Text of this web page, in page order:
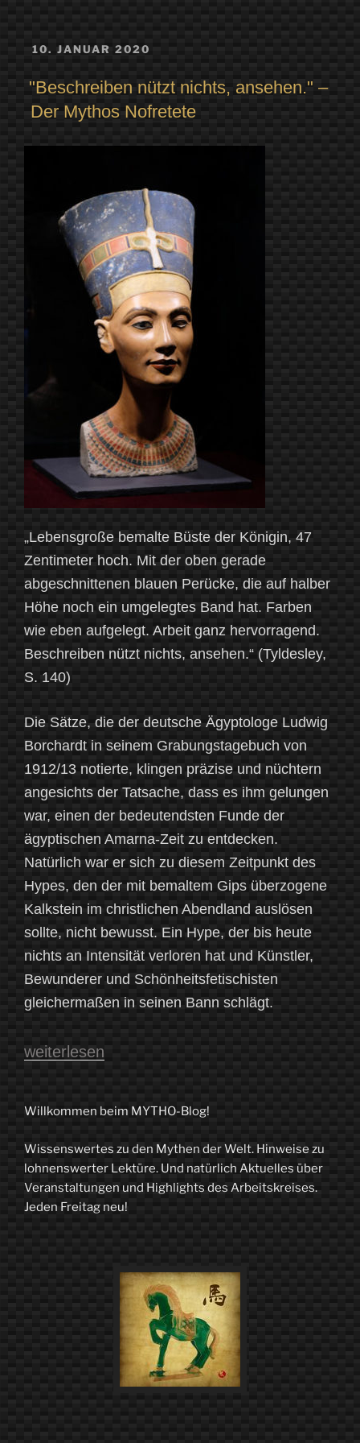
VERÖFFENTLICHT
10. JANUAR 2020
"Beschreiben nützt nichts, ansehen." –
Der Mythos Nofretete
„Lebensgroße bemalte Büste der Königin, 47
Zentimeter hoch. Mit der oben gerade
abgeschnittenen blauen Perücke, die auf halber
Höhe noch ein umgelegtes Band hat. Farben
wie eben aufgelegt. Arbeit ganz hervorragend.
Beschreiben nützt nichts, ansehen.“ (Tyldesley,
S. 140)
Die Sätze, die der deutsche Ägyptologe Ludwig
Borchardt in seinem Grabungstagebuch von
1912/13 notierte, klingen präzise und nüchtern
angesichts der Tatsache, dass es ihm gelungen
war, einen der bedeutendsten Funde der
ägyptischen Amarna-Zeit zu entdecken.
Natürlich war er sich zu diesem Zeitpunkt des
Hypes, den der mit bemaltem Gips überzogene
Kalkstein im christlichen Abendland auslösen
sollte, nicht bewusst. Ein Hype, der bis heute
nichts an Intensität verloren hat und Künstler,
Bewunderer und Schönheitsfetischisten
gleichermaßen in seinen Bann schlägt.
„"Beschreiben
nichts,
–
Der
Mythos
weiterlesen
Willkommen beim MYTHO-Blog!
Wissenswertes zu den Mythen der Welt. Hinweise zu
lohnenswerter Lektüre. Und natürlich Aktuelles über
Veranstaltungen und Highlights des Arbeitskreises.
Jeden Freitag neu!